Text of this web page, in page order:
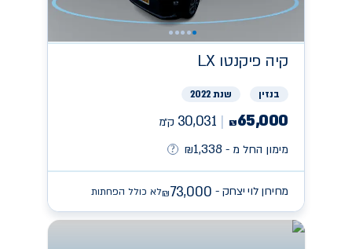
קיה פיקנטו LX
בנזין שנת 2022
₪65,000
30,031 ק״מ
מימון החל מ -
₪1,338
מחירון לוי יצחק - ₪73,000 לא כולל הפחתות